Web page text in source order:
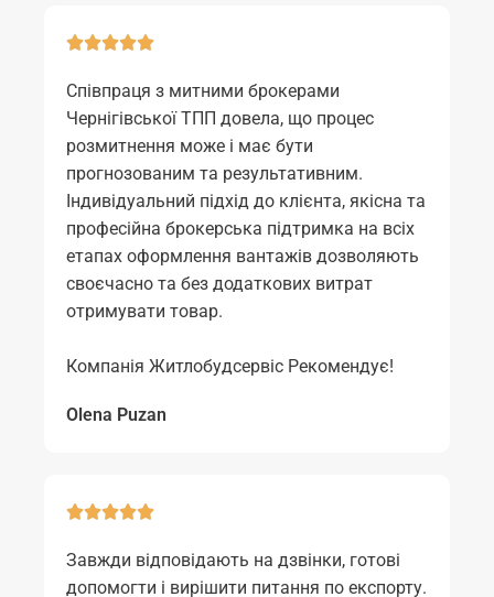
Співпраця з митними брокерами
Чернігівської ТПП довела, що процес
розмитнення може і має бути
прогнозованим та результативним.
Індивідуальний підхід до клієнта, якісна та
професійна брокерська підтримка на всіх
етапах оформлення вантажів дозволяють
своєчасно та без додаткових витрат
отримувати товар.
Компанія Житлобудсервіс Рекомендує!
Olena Puzan
Завжди відповідають на дзвінки, готові
допомогти і вирішити питання по експорту.